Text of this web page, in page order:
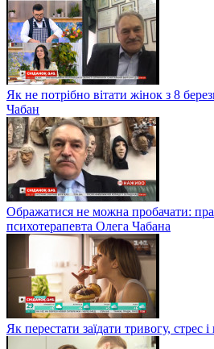
Як не потрібно вітати жінок з 8
Чабан
Ображатися не можна пробачати:
психотерапевта Олега Чабана
Як перестати заїдати тривогу, стрес і